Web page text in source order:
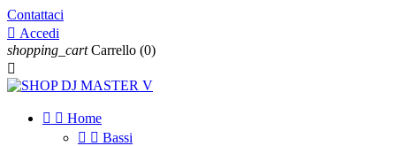
Contattaci
 Accedi
shopping_cart Carrello (0)

  Home
  Bassi